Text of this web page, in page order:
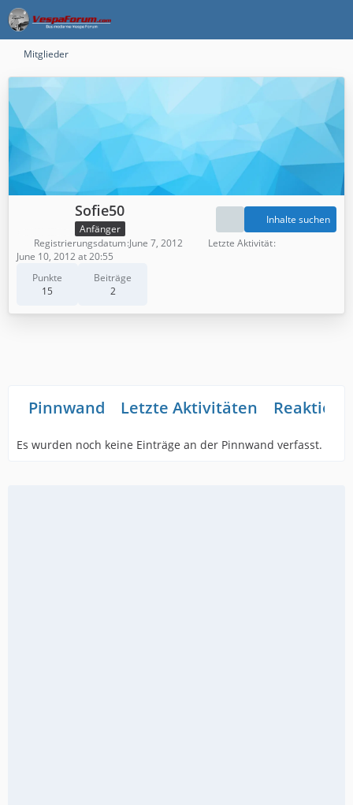
Mitglieder
Sofie50
Anfänger
Punkte
15
Beiträge
2
Inhalte suchen
Registrierungsdatum June 7, 2012
Letzte Aktivität
June 10, 2012 at 20:55
Pinnwand Letzte Aktivitäten
Es wurden noch keine Einträge an der Pinnwand verfasst.